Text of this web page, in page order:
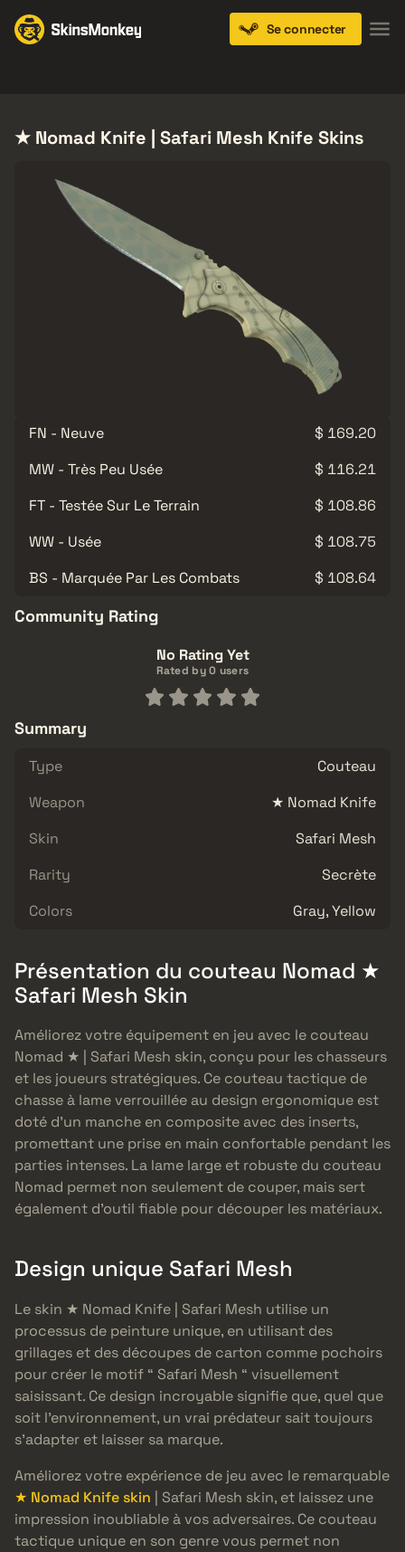
Se connecter
★ Nomad Knife | Safari Mesh Knife Skins
FN - Neuve
$ 169.20
MW - Très Peu Usée
$ 116.21
FT - Testée Sur Le Terrain
$ 108.86
WW - Usée
$ 108.75
BS - Marquée Par Les Combats
$ 108.64
Community Rating
No Rating Yet
Rated by 0 users
Summary
Type
Couteau
Weapon
★ Nomad Knife
Skin
Safari Mesh
Rarity
Secrète
Colors
Gray, Yellow
Présentation du couteau Nomad ★
Safari Mesh Skin
Améliorez votre équipement en jeu avec le couteau
Nomad ★ | Safari Mesh skin, conçu pour les chasseurs
et les joueurs stratégiques. Ce couteau tactique de
chasse à lame verrouillée au design ergonomique est
doté d’un manche en composite avec des inserts,
promettant une prise en main confortable pendant les
parties intenses. La lame large et robuste du couteau
Nomad permet non seulement de couper, mais sert
également d’outil fiable pour découper les matériaux.
Design unique Safari Mesh
Le skin ★ Nomad Knife | Safari Mesh utilise un
processus de peinture unique, en utilisant des
grillages et des découpes de carton comme pochoirs
pour créer le motif “ Safari Mesh “ visuellement
saisissant. Ce design incroyable signifie que, quel que
soit l’environnement, un vrai prédateur sait toujours
s’adapter et laisser sa marque.
Améliorez votre expérience de jeu avec le remarquable
★ Nomad Knife skin | Safari Mesh skin, et laissez une
impression inoubliable à vos adversaires. Ce couteau
tactique unique en son genre vous permet non